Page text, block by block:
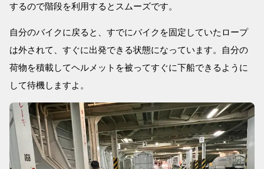
するので階段を利用するとスムーズです。
自分のバイクに戻ると、すでにバイクを固定していたロープ
は外されて、すぐに出発できる状態になっています。自分の
荷物を積載してヘルメットを被ってすぐに下船できるように
して待機しますよ。